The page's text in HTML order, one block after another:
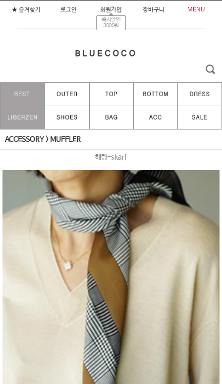
★ 즐겨찾기 로그인 회원가입
즉시할인
3000원
장바구니 MENU
ACCESSORY > MUFFLER
헤링-skarf